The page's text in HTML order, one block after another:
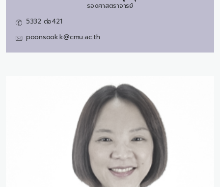
รองศาสตราจารย์
5332 ต่อ421
poonsook.k@cmu.ac.th